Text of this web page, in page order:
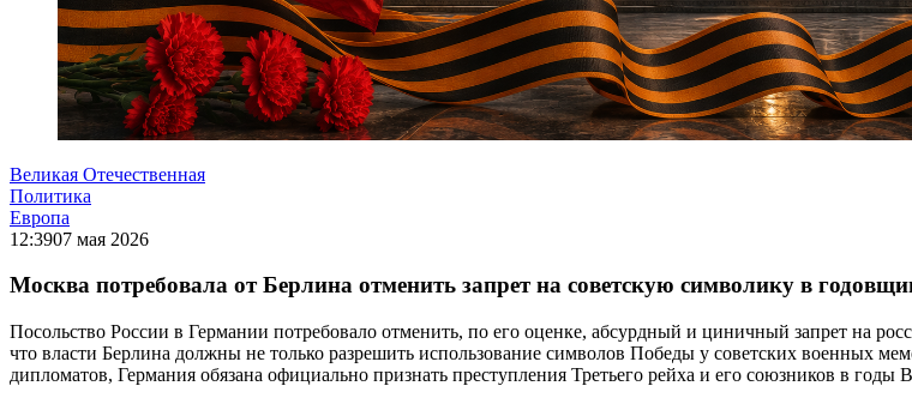
Великая Отечественная
Политика
Европа
12:3907 мая 2026
Москва потребовала от Берлина отменить запрет на советскую символику в
Посольство России в Германии потребовало отменить, по его оценке, абсурдный и циничный запрет на
что власти Берлина должны не только разрешить использование символов Победы у советских военных
дипломатов, Германия обязана официально признать преступления Третьего рейха и его союзников в